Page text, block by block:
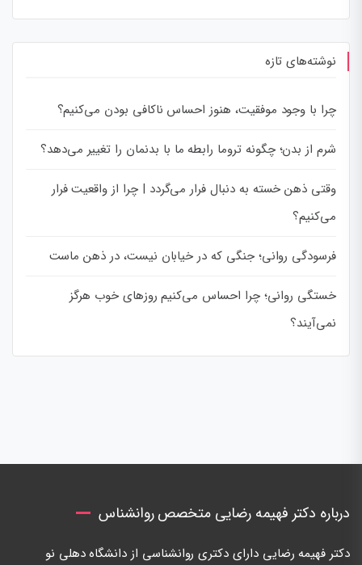
نوشته‌های تازه
چرا با وجود موفقیت، هنوز احساس ناکافی بودن می‌کنیم؟
شرم از بدن؛ چگونه تروما رابطه ما با بدنمان را تغییر می‌دهد؟
وقتی ذهن خسته به دنبال فرار می‌گردد | چرا از واقعیت فرار
می‌کنیم؟
فرسودگی روانی؛ جنگی که در خیابان نیست، در ذهن ماست
خستگی روانی؛ چرا احساس می‌کنیم روزهای خوب هرگز
نمی‌آیند؟
درباره دکتر فهیمه رضایی متخصص روانشناس
دكتر فهيمه رضايی دارای دكتری روانشناسی از دانشگاه دهلی نو